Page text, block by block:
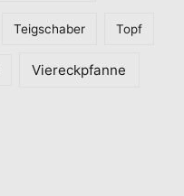
Teigschaber Topf
Viereckpfanne